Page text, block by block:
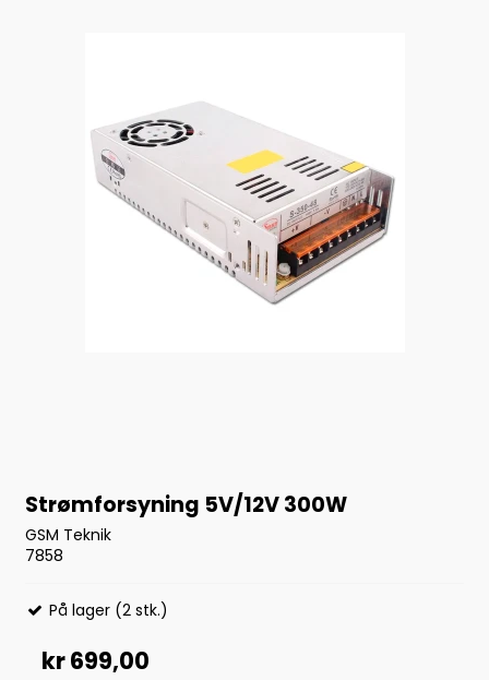
Strømforsyning 5V/12V 300W
GSM Teknik
7858
På lager (2 stk.)
kr 699,00